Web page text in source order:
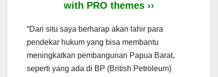
with PRO themes ››
“Dari situ saya berharap akan lahir para
pendekar hukum yang bisa membantu
meningkatkan pembangunan Papua Barat,
seperti yang ada di BP (British Petroleum)